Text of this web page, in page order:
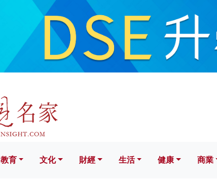
文化 財經 生活 健康
教育 文化 財經 生活 健康 商業